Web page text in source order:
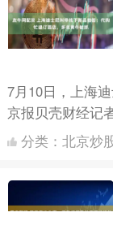
7月10日，上海
京报贝壳财经记
于目前库存水平
202....
分类： 北京炒